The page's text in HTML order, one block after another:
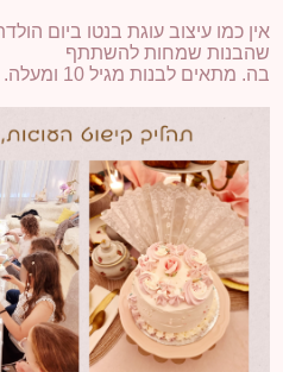
אין כמו עיצוב עוגת בנטו ביום
שהבנות שמחות להשתתף
בה. מתאים לבנות מגיל 10 ומעלה.